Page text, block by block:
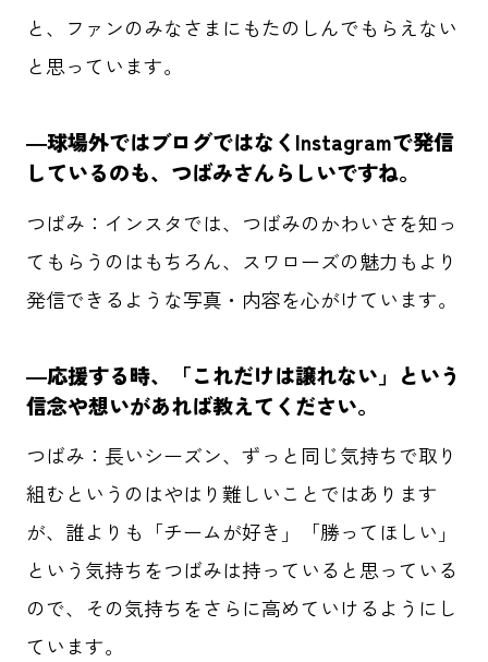
と、ファンのみなさまにもたのしんでもらえない
と思っています。
―球場外ではブログではなくInstagramで発信
しているのも、つばみさんらしいですね。
つばみ：インスタでは、つばみのかわいさを知っ
てもらうのはもちろん、スワローズの魅力もより
発信できるような写真・内容を心がけています。
―応援する時、「これだけは譲れない」という
信念や想いがあれば教えてください。
つばみ：長いシーズン、ずっと同じ気持ちで取り
組むというのはやはり難しいことではあります
が、誰よりも「チームが好き」「勝ってほしい」
という気持ちをつばみは持っていると思っている
ので、その気持ちをさらに高めていけるようにし
ています。